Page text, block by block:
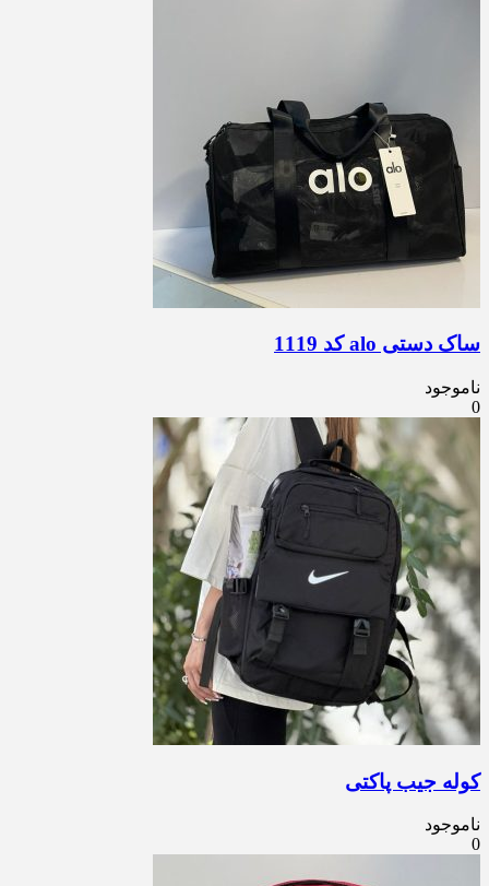
ساک دستی alo کد 1119
ناموجود
0
کوله جیب پاکتی
ناموجود
0